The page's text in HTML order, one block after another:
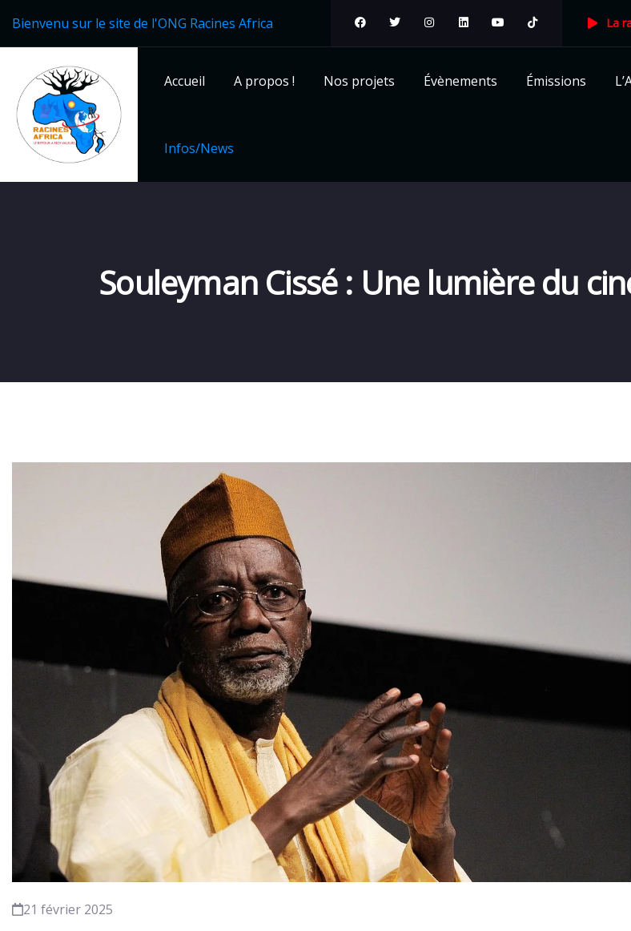
Bienvenu sur le site de l'ONG Racines Africa La
Accueil A propos ! Nos projets Évènements Émissions
Infos/News
Souleyman Cissé : Une lumière du
21 février 2025